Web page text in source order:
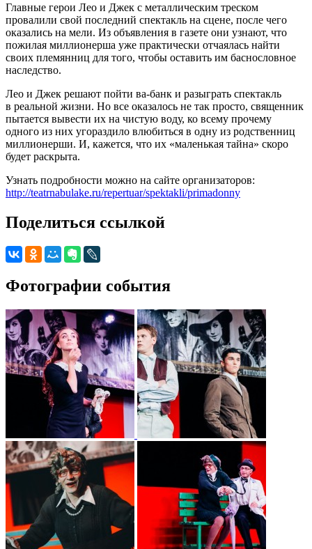
Главные герои Лео и Джек с металлическим треском
провалили свой последний спектакль на сцене, после чего
оказались на мели. Из объявления в газете они узнают, что
пожилая миллионерша уже практически отчаялась найти
своих племянниц для того, чтобы оставить им баснословное
наследство.
Лео и Джек решают пойти ва-банк и разыграть спектакль
в реальной жизни. Но все оказалось не так просто, священник
пытается вывести их на чистую воду, ко всему прочему
одного из них угораздило влюбиться в одну из родственниц
миллионерши. И, кажется, что их «маленькая тайна» скоро
будет раскрыта.
Узнать подробности можно на сайте организаторов:
http://teatrnabulake.ru/repertuar/spektakli/primadonny
Поделиться ссылкой
Фотографии события